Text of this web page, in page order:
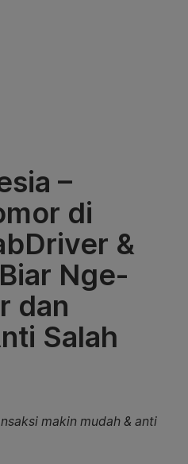
–
di
&
Nge-
dan
Salah
makin mudah & anti